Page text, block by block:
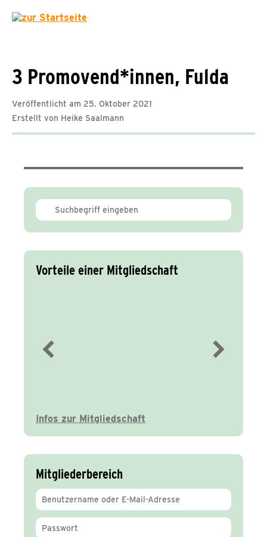
3 Promovend*innen, Fulda
Veröffentlicht am 25. Oktober 2021
Erstellt von Heike Saalmann
Vorteile einer Mitgliedschaft
Infos zur Mitgliedschaft
Mitgliederbereich